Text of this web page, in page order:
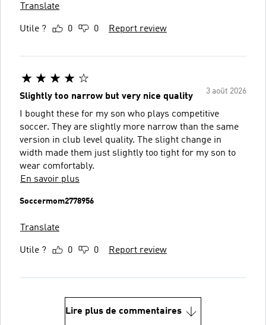
Translate
Utile ? 0 0 Report review
3 août 2026
Slightly too narrow but very nice quality
I bought these for my son who plays competitive
soccer. They are slightly more narrow than the same
version in club level quality. The slight change in
width made them just slightly too tight for my son to
wear comfortably.
En savoir plus
Soccermom2778956
Translate
Utile ? 0 0 Report review
Lire plus de commentaires